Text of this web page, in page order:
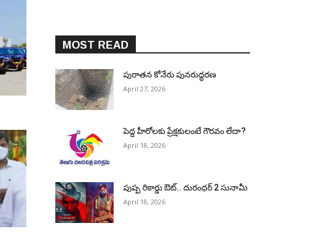
MOST READ
పురాత‌న కోనేరు పున‌రుద్ధ‌ర‌ణ
April 27, 2026
పెద్ద హీరోల‌కు ప్రేక్ష‌కులంటే గౌర‌వం లేదా?
April 18, 2026
పుష్ప రికార్డు ఔట్‌.. దురంధ‌ర్ 2 సునామీ
April 18, 2026